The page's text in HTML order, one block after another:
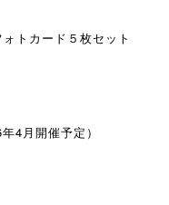
トカード５枚セット
4月開催予定）